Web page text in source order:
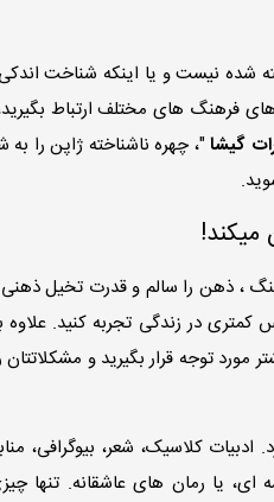
نیست و یا اینکه شناخت اندکی
فرهنگ های مختلف ارتباط
گیشا"، چهره ناشناخته ژاپن را
میکند!
، ذهن را سالم و قدرت تخیل
در زندگی تجربه کنید.
توجه قرار بگیرید و
کلاسیک، شعر، بیوگرافی،
یا رمان های عاشقانه. تنها